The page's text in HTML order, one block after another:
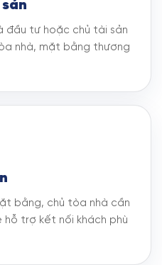
đầu tư hoặc chủ tài sản
nhà, mặt bằng thương
bằng, chủ tòa nhà cần
trợ kết nối khách phù